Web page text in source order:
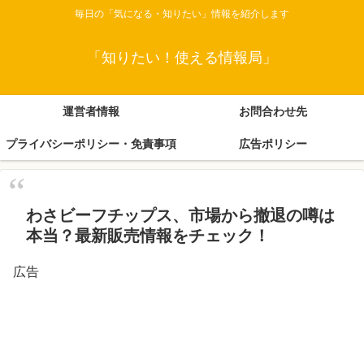
毎日の「気になる・知りたい」情報を紹介します
「知りたい！使える情報局」
運営者情報 お問合わせ先
プライバシーポリシー・免責事項 広告ポリシー
わさビーフチップス、市場から撤退の噂は
本当？最新販売情報をチェック！
広告